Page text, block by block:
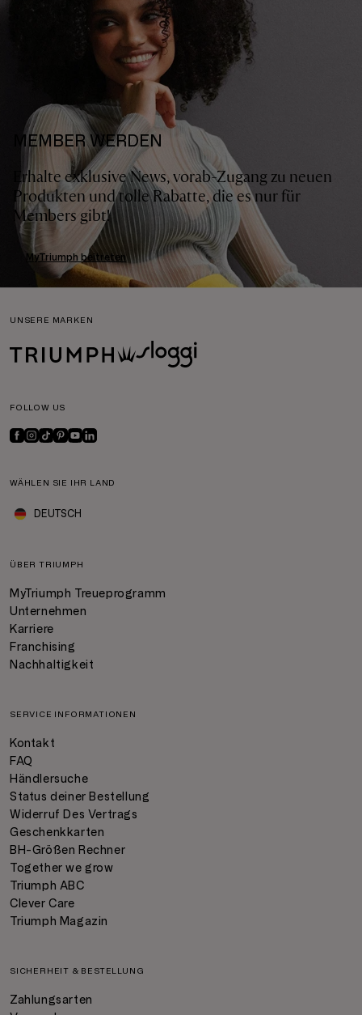
MEMBER WERDEN
Erhalte exklusive News, vorab-Zugang zu neuen
Produkten und tolle Rabatte, die es nur für
Members gibt!
MyTriumph beitreten
UNSERE MARKEN
FOLLOW US
WÄHLEN SIE IHR LAND
DEUTSCH
ÜBER TRIUMPH
MyTriumph Treueprogramm
Unternehmen
Karriere
Franchising
Nachhaltigkeit
SERVICE INFORMATIONEN
Kontakt
FAQ
Händlersuche
Status deiner Bestellung
Widerruf Des Vertrags
Geschenkkarten
BH-Größen Rechner
Together we grow
Triumph ABC
Clever Care
Triumph Magazin
SICHERHEIT & BESTELLUNG
Zahlungsarten